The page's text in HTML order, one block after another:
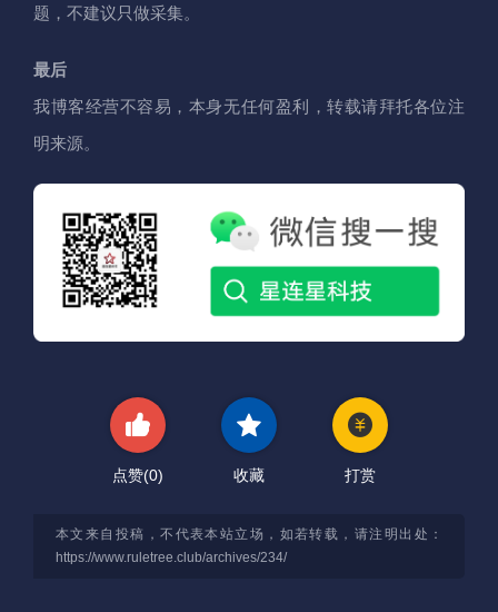
题，不建议只做采集。
最后
我博客经营不容易，本身无任何盈利，转载请拜托各位注
明来源。
点赞(0) 收藏 打赏
本文来自投稿，不代表本站立场，如若转载，请注明出处：
https://www.ruletree.club/archives/234/